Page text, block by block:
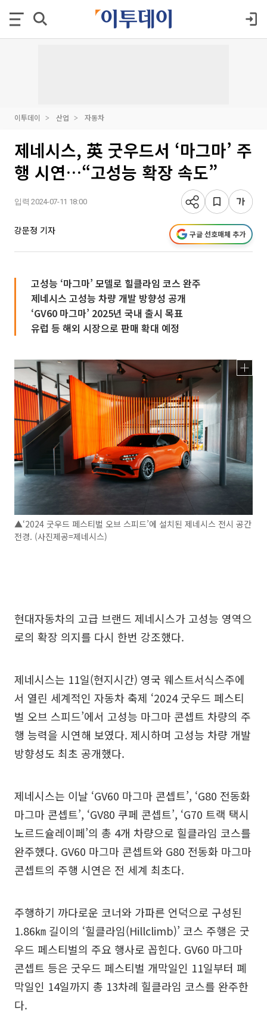
이투데이 산업 자동차
제네시스, 英 굿우드서 ‘마그마’ 주
행 시연…“고성능 확장 속도”
입력 2024-07-11 18:00
강문정 기자 구글 선호매체 추가
고성능 ‘마그마’ 모델로 힐클라임 코스 완주
제네시스 고성능 차량 개발 방향성 공개
‘GV60 마그마’ 2025년 국내 출시 목표
유럽 등 해외 시장으로 판매 확대 예정
▲‘2024 굿우드 페스티벌 오브 스피드’에 설치된 제네시스 전시 공간
전경. (사진제공=제네시스)
현대자동차의 고급 브랜드 제네시스가 고성능 영역으
로의 확장 의지를 다시 한번 강조했다.
제네시스는 11일(현지시간) 영국 웨스트서식스주에
서 열린 세계적인 자동차 축제 ‘2024 굿우드 페스티
벌 오브 스피드’에서 고성능 마그마 콘셉트 차량의 주
행 능력을 시연해 보였다. 제시하며 고성능 차량 개발
방향성도 최초 공개했다.
제네시스는 이날 ‘GV60 마그마 콘셉트’, ‘G80 전동화
마그마 콘셉트’, ‘GV80 쿠페 콘셉트’, ‘G70 트랙 택시
노르드슐레이페’의 총 4개 차량으로 힐클라임 코스를
완주했다. GV60 마그마 콘셉트와 G80 전동화 마그마
콘셉트의 주행 시연은 전 세계 최초다.
주행하기 까다로운 코너와 가파른 언덕으로 구성된
1.86㎞ 길이의 ‘힐클라임(Hillclimb)’ 코스 주행은 굿
우드 페스티벌의 주요 행사로 꼽힌다. GV60 마그마
콘셉트 등은 굿우드 페스티벌 개막일인 11일부터 폐
막일인 14일까지 총 13차례 힐클라임 코스를 완주한
다.